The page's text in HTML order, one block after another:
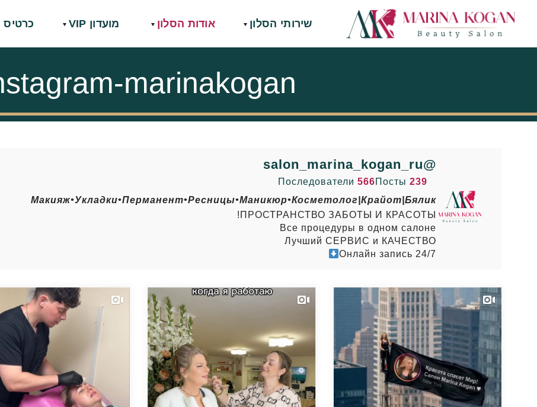
שירותי הסלון אודות הסלון מועדון VIP
marinakogan
@salon_marina_kogan_ru
239
Посты
566
Последователи
Макияж•Укладки•Перманент•Ресницы•Маникюр•Косметолог|Крайот|Бялик
ПРОСТРАНСТВО ЗАБОТЫ И КРАСОТЫ!
Все процедуры в одном салоне
Лучший СЕРВИС и КАЧЕСТВО
Онлайн запись 24/7